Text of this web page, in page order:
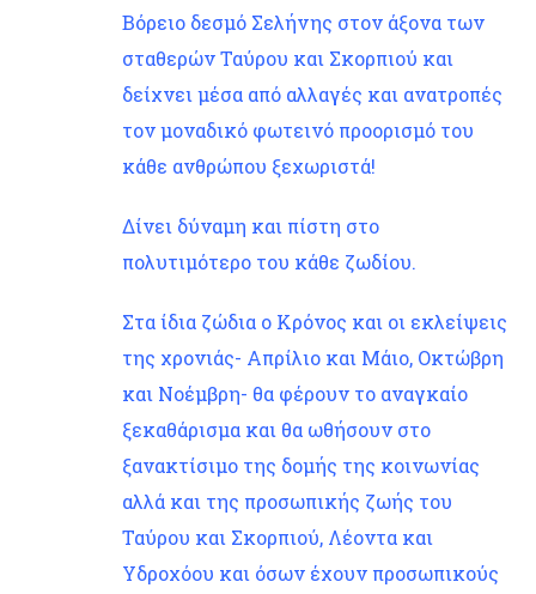
Βόρειο δεσμό Σελήνης στον άξονα των
σταθερών Ταύρου και Σκορπιού και
δείχνει μέσα από αλλαγές και ανατροπές
τον μοναδικό φωτεινό προορισμό του
κάθε ανθρώπου ξεχωριστά!
Δίνει δύναμη και πίστη στο
πολυτιμότερο του κάθε ζωδίου.
Στα ίδια ζώδια ο Κρόνος και οι εκλείψεις
της χρονιάς- Απρίλιο και Μάιο, Οκτώβρη
και Νοέμβρη- θα φέρουν το αναγκαίο
ξεκαθάρισμα και θα ωθήσουν στο
ξανακτίσιμο της δομής της κοινωνίας
αλλά και της προσωπικής ζωής του
Ταύρου και Σκορπιού, Λέοντα και
Υδροχόου και όσων έχουν προσωπικούς